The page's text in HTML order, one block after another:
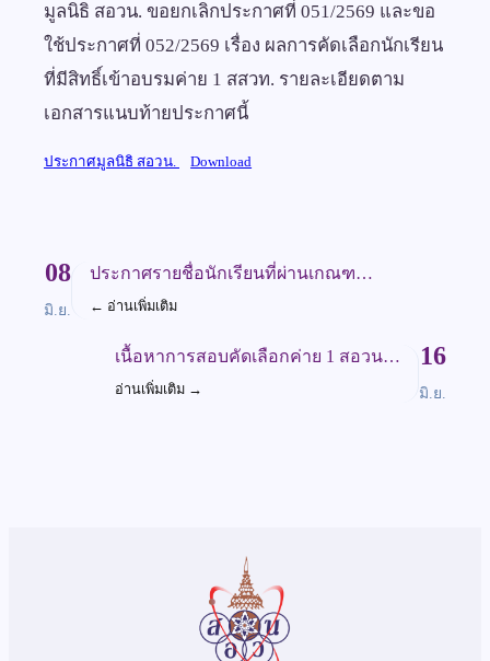
มูลนิธิ สอวน. ขอยกเลิกประกาศที่ 051/2569 และขอ
ใช้ประกาศที่ 052/2569 เรื่อง ผลการคัดเลือกนักเรียน
ที่มีสิทธิ์เข้าอบรมค่าย 1 สสวท. รายละเอียดตาม
เอกสารแนบท้ายประกาศนี้
ประกาศมูลนิธิ สอวน. Download
08
มิ.ย.
ประกาศรายชื่อนักเรียนที่ผ่านเกณฑ…
← อ่านเพิ่มเติม
16
มิ.ย.
เนื้อหาการสอบคัดเลือกค่าย 1 สอวน…
อ่านเพิ่มเติม →